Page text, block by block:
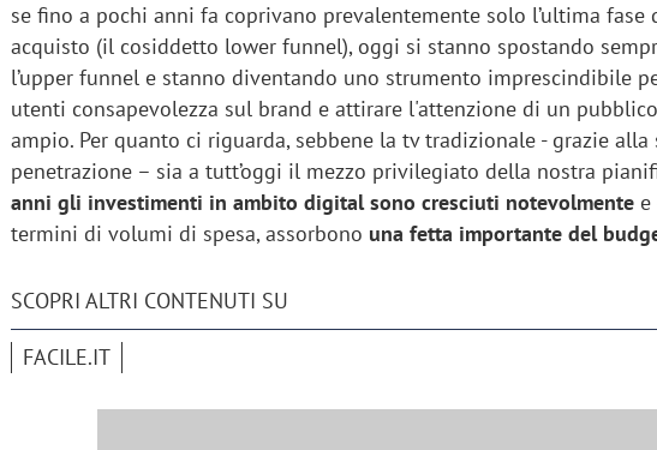
se fino a pochi anni fa coprivano prevalentemente solo l’ultima fase
acquisto (il cosiddetto lower funnel), oggi si stanno spostando
l’upper funnel e stanno diventando uno strumento imprescindibile
utenti consapevolezza sul brand e attirare l'attenzione di un
ampio. Per quanto ci riguarda, sebbene la tv tradizionale - grazie alla
penetrazione – sia a tutt’oggi il mezzo privilegiato della nostra
anni gli investimenti in ambito digital sono cresciuti notevolmente
termini di volumi di spesa, assorbono una fetta importante del
SCOPRI ALTRI CONTENUTI SU
FACILE.IT